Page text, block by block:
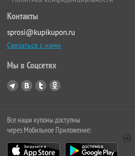
Контакты
sprosi@kupikupon.ru
Связаться с нами
Мы в Соцсетях
Все наши купоны доступны
через Мобильное Приложение: